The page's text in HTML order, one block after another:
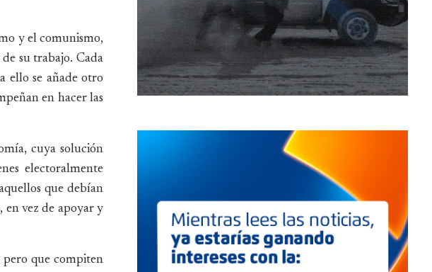
y el comunismo,
su trabajo. Cada
ello se añade otro
en hacer las
cuya solución
electoralmente
que debían
en vez de apoyar y
pero que compiten